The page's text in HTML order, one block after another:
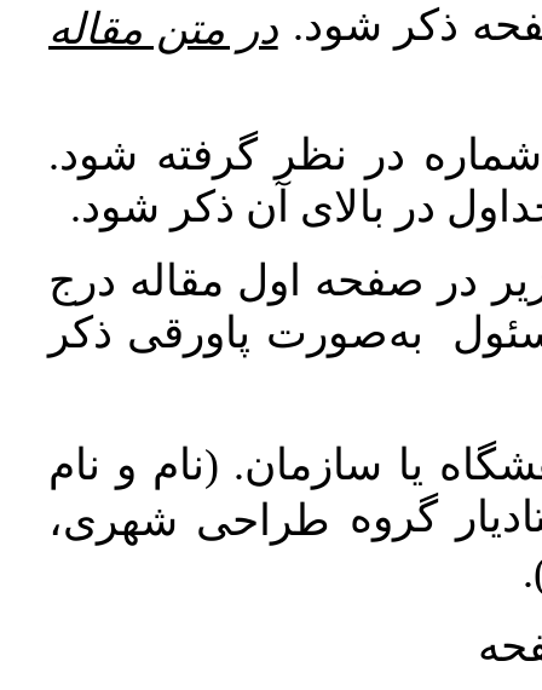
ذکر شود. در متن مقاله
در نظر گرفته شود.
در بالای آن ذکر شود.
در صفحه اول مقاله درج
به‌صورت پاورقی ذکر
یا سازمان. (نام و نام
گروه طراحی شهری،